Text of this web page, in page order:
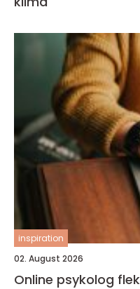
inspiration
02. August 2026
Online psykolog fleksibel hjelp når livet butter